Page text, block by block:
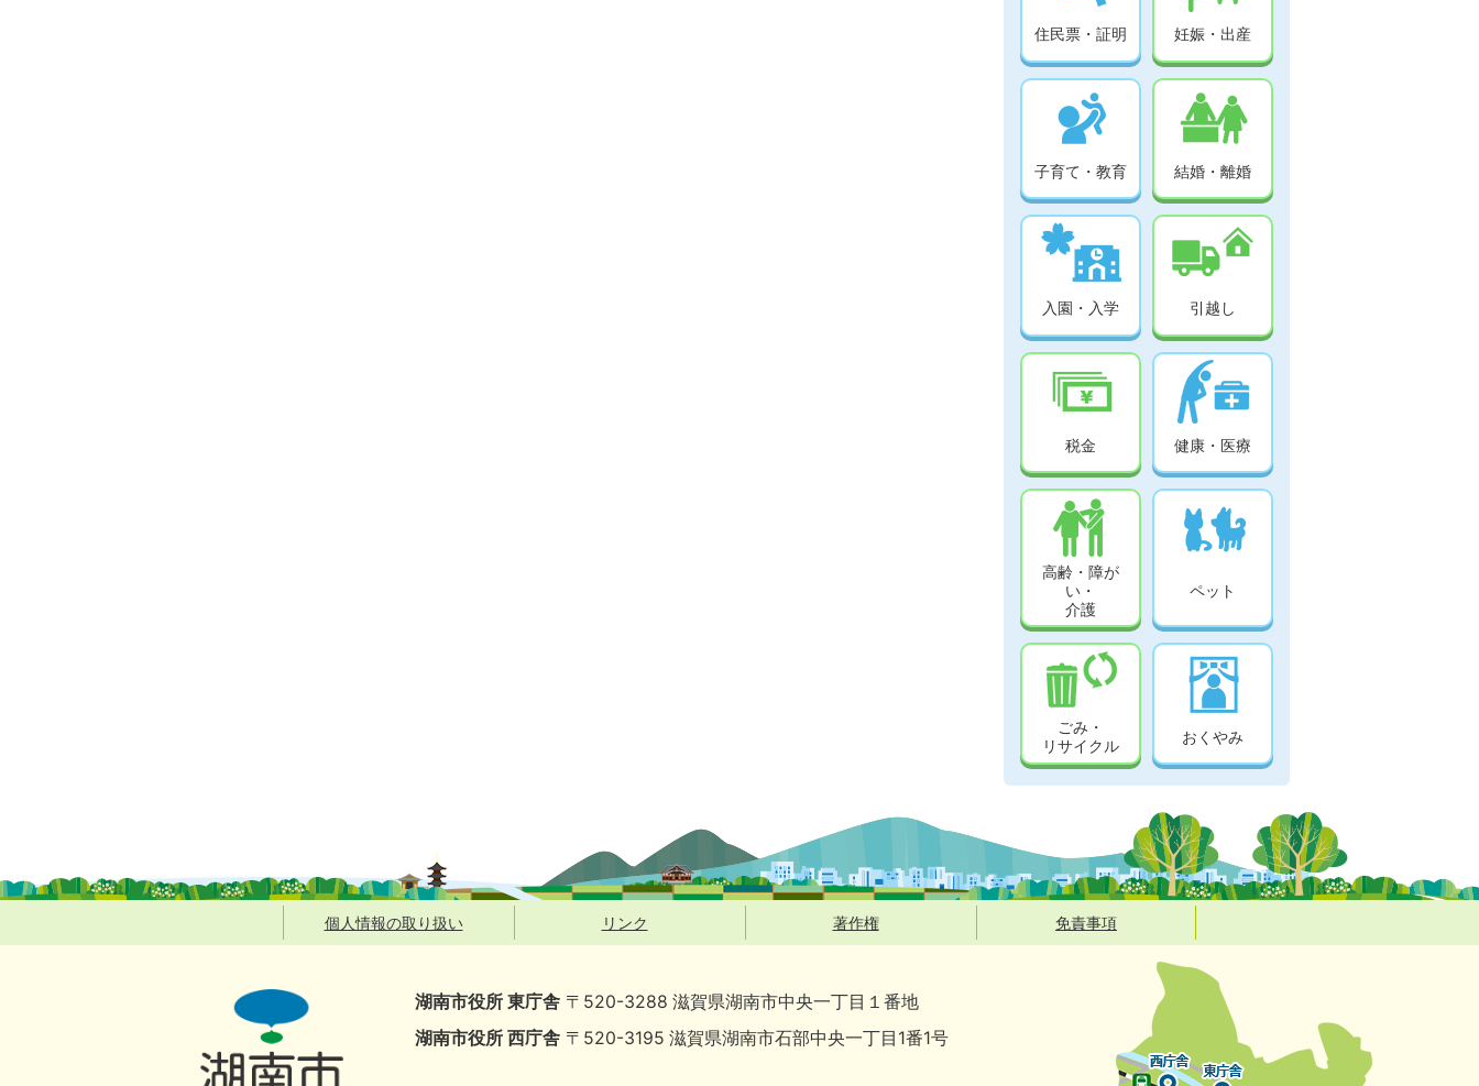
住民票・証明 妊娠・出産
子育て・教育 結婚・離婚
入園・入学 引越し
税金 健康・医療
高齢・障が
い・
介護
ペット
ごみ・
リサイクル
おくやみ
個人情報の取り扱い リンク 著作権 免責事項
湖南市役所 東庁舎 〒520-3288 滋賀県湖南市中央一丁目１番地
湖南市役所 西庁舎 〒520-3195 滋賀県湖南市石部中央一丁目1番1号